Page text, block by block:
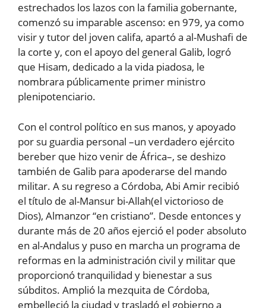
estrechados los lazos con la familia gobernante,
comenzó su imparable ascenso: en 979, ya como
visir y tutor del joven califa, apartó a al-Mushafi de
la corte y, con el apoyo del general Galib, logró
que Hisam, dedicado a la vida piadosa, le
nombrara públicamente primer ministro
plenipotenciario.
Con el control político en sus manos, y apoyado
por su guardia personal –un verdadero ejército
bereber que hizo venir de África–, se deshizo
también de Galib para apoderarse del mando
militar. A su regreso a Córdoba, Abi Amir recibió
el título de al-Mansur bi-Allah(el victorioso de
Dios), Almanzor “en cristiano”. Desde entonces y
durante más de 20 años ejerció el poder absoluto
en al-Andalus y puso en marcha un programa de
reformas en la administración civil y militar que
proporcionó tranquilidad y bienestar a sus
súbditos. Amplió la mezquita de Córdoba,
embelleció la ciudad y trasladó el gobierno a